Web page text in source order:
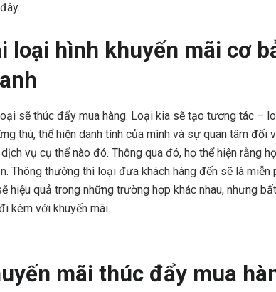
loại hình khuyến mãi cơ
sẽ thúc đẩy mua hàng. Loại kia sẽ tạo tương tác –
thú, thể hiện danh tính của mình và sự quan tâm đối
vụ cụ thể nào đó. Thông qua đó, họ thể hiện rằng
Thông thường thì loại đưa khách hàng đến sẽ là
hiệu quả trong những trường hợp khác nhau, nhưng
kèm với khuyến mãi.
mãi thúc đẩy mua